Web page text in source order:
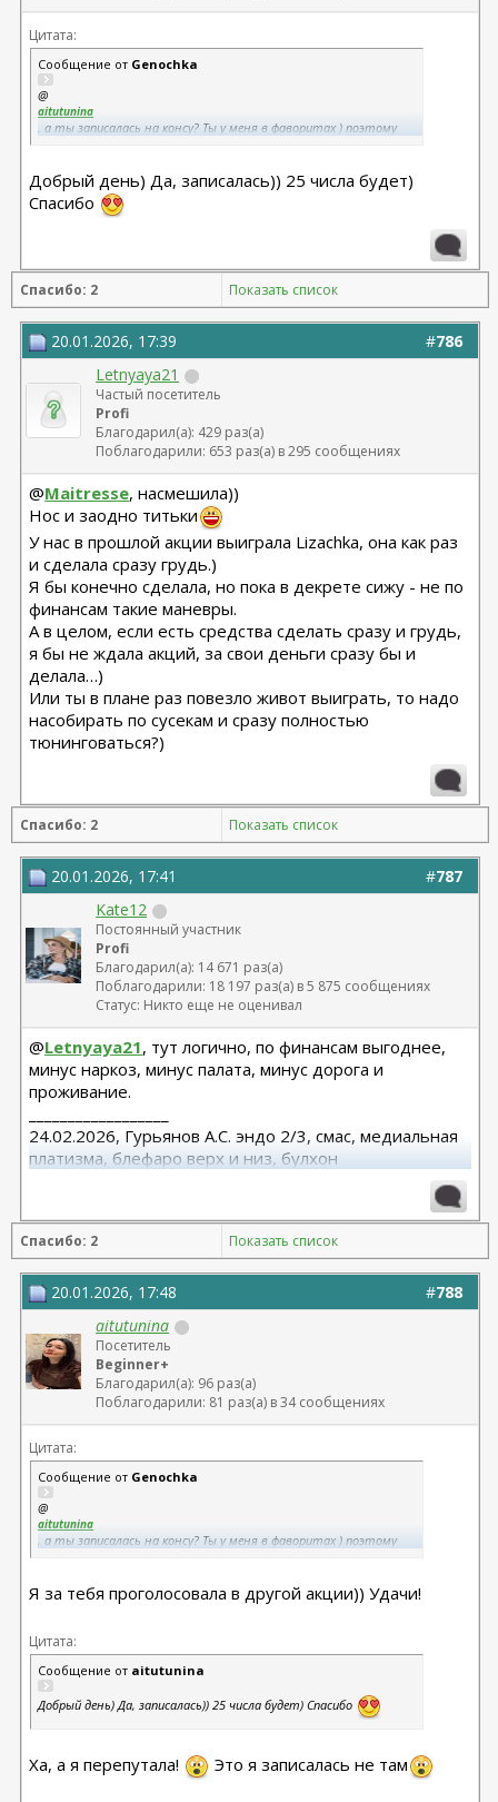
Цитата:
Сообщение от Genochka
@
aitutunina
, а ты записалась на консу? Ты у меня в фаворитах ) поэтому
Добрый день) Да, записалась)) 25 числа будет)
Спасибо
Спасибо: 2 Показать список
#786
20.01.2026, 17:39
Letnyaya21
Частый посетитель
Profi
Благодарил(а): 429 раз(а)
Поблагодарили: 653 раз(а) в 295 сообщениях
@Maitresse, насмешила))
Нос и заодно титьки
У нас в прошлой акции выиграла Lizachka, она как раз
и сделала сразу грудь.)
Я бы конечно сделала, но пока в декрете сижу - не по
финансам такие маневры.
А в целом, если есть средства сделать сразу и грудь,
я бы не ждала акций, за свои деньги сразу бы и
делала…)
Или ты в плане раз повезло живот выиграть, то надо
насобирать по сусекам и сразу полностью
тюнинговаться?)
Спасибо: 2 Показать список
#787
20.01.2026, 17:41
Kate12
Постоянный участник
Profi
Благодарил(а): 14 671 раз(а)
Поблагодарили: 18 197 раз(а) в 5 875 сообщениях
Статус: Никто еще не оценивал
@Letnyaya21, тут логично, по финансам выгоднее,
минус наркоз, минус палата, минус дорога и
проживание.
24.02.2026, Гурьянов А.С. эндо 2/3, смас, медиальная
платизма, блефаро верх и низ, булхон
08.2015, allergan 240, 255. Аврамович А.Г., Клиника СЛ
(молодости и красоты)
Спасибо: 2 Показать список
#788
20.01.2026, 17:48
aitutunina
Посетитель
Beginner+
Благодарил(а): 96 раз(а)
Поблагодарили: 81 раз(а) в 34 сообщениях
Цитата:
Сообщение от Genochka
@
aitutunina
, а ты записалась на консу? Ты у меня в фаворитах ) поэтому
Я за тебя проголосовала в другой акции)) Удачи!
Цитата:
Сообщение от aitutunina
Добрый день) Да, записалась)) 25 числа будет) Спасибо
Ха, а я перепутала! Это я записалась не там